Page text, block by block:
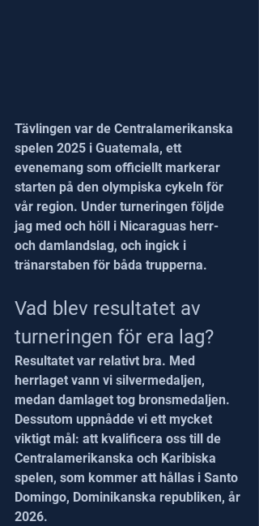
Tävlingen var de Centralamerikanska
spelen 2025 i Guatemala, ett
evenemang som officiellt markerar
starten på den olympiska cykeln för
vår region. Under turneringen följde
jag med och höll i Nicaraguas herr-
och damlandslag, och ingick i
tränarstaben för båda trupperna.
Vad blev resultatet av
turneringen för era lag?
Resultatet var relativt bra. Med
herrlaget vann vi silvermedaljen,
medan damlaget tog bronsmedaljen.
Dessutom uppnådde vi ett mycket
viktigt mål: att kvalificera oss till de
Centralamerikanska och Karibiska
spelen, som kommer att hållas i Santo
Domingo, Dominikanska republiken, år
2026.